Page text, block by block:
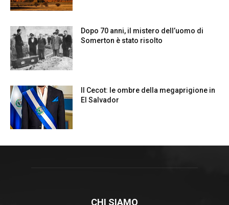
CHI SIAMO